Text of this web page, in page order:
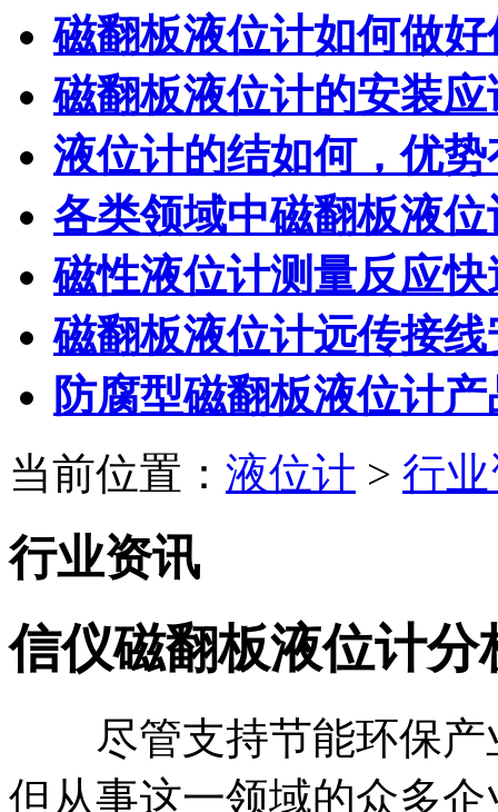
磁翻板液位计如何做
磁翻板液位计的安装
液位计的结如何，优
各类领域中磁翻板液
磁性液位计测量反应
磁翻板液位计远传接
防腐型磁翻板液位计
当前位置： 液位计 > 行
行业资讯
信仪磁翻板液位计
尽管支持节能环保产
但从事这一领域的众多